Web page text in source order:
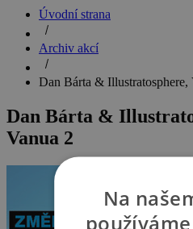
Úvodní strana
Archiv akcí
Dan Bárta & Illustratosphere,
Dan Bárta &
Vanua 2
Na